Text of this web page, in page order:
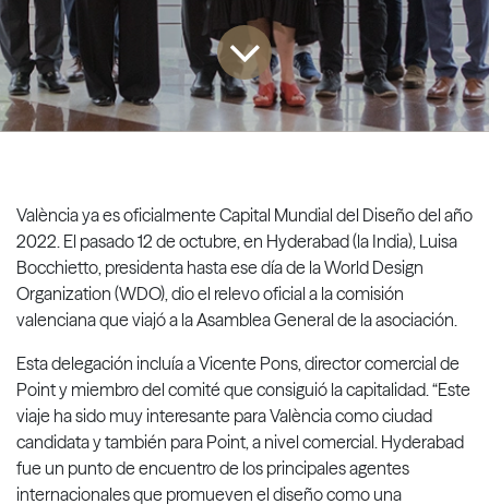
València ya es oficialmente Capital Mundial del Diseño del año
2022. El pasado 12 de octubre, en Hyderabad (la India), Luisa
Bocchietto, presidenta hasta ese día de la World Design
Organization (WDO), dio el relevo oficial a la comisión
valenciana que viajó a la Asamblea General de la asociación.
Esta delegación incluía a Vicente Pons, director comercial de
Point y miembro del comité que consiguió la capitalidad. “Este
viaje ha sido muy interesante para València como ciudad
candidata y también para Point, a nivel comercial. Hyderabad
fue un punto de encuentro de los principales agentes
internacionales que promueven el diseño como una